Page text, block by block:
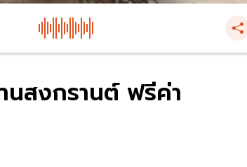
นสงกรานต์ ฟรีค่า